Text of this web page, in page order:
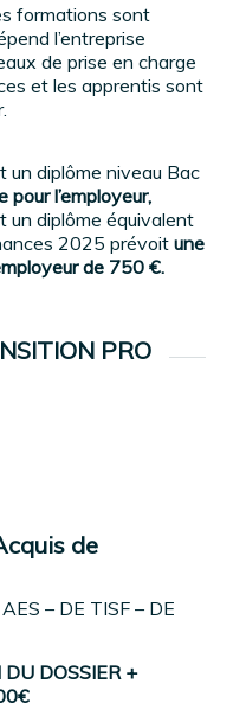
formations sont
l’entreprise
de prise en charge
et les apprentis sont
un diplôme niveau Bac
l’employeur,
un diplôme équivalent
2025 prévoit une
de 750 €.
PRO
de
– DE TISF – DE
DOSSIER +